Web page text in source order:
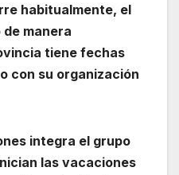
habitualmente, el
manera
tiene fechas
con su organización
integra el grupo
las vacaciones